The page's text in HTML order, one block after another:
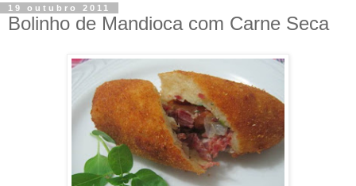
19 outubro 2011
Bolinho de Mandioca com Carne Seca